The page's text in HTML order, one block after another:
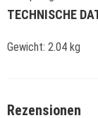
TECHNISCHE
Gewicht: 2.04 kg
Rezensionen